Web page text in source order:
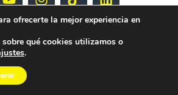
los derechos reservados © 2025
ofrecerte la mejor experiencia en
sobre qué cookies utilizamos o
.